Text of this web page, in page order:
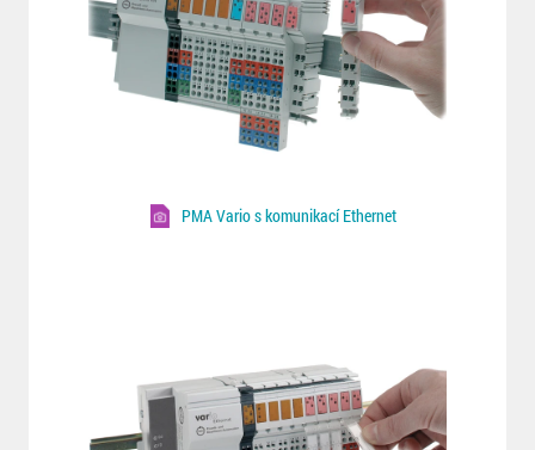
PMA Vario s komunikací Ethernet